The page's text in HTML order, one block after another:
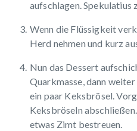
aufschlagen. Spekulatius
Wenn die Flüssigkeit
Herd nehmen und kurz
Nun das Dessert
Quarkmasse, dann
ein paar Keksbrösel.
Keksbröseln
etwas Zimt bestreuen.